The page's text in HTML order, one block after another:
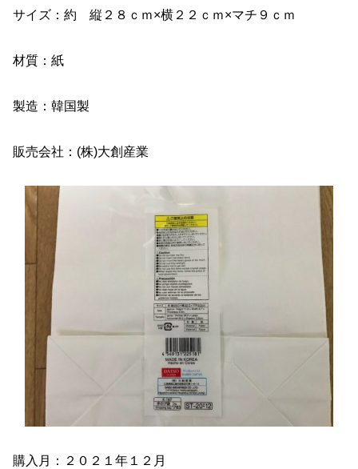
サイズ：約 縦２８ｃｍ×横２２ｃｍ×マチ９ｃｍ
材質：紙
製造：韓国製
販売会社：(株)大創産業
購入月：２０２１年１２月